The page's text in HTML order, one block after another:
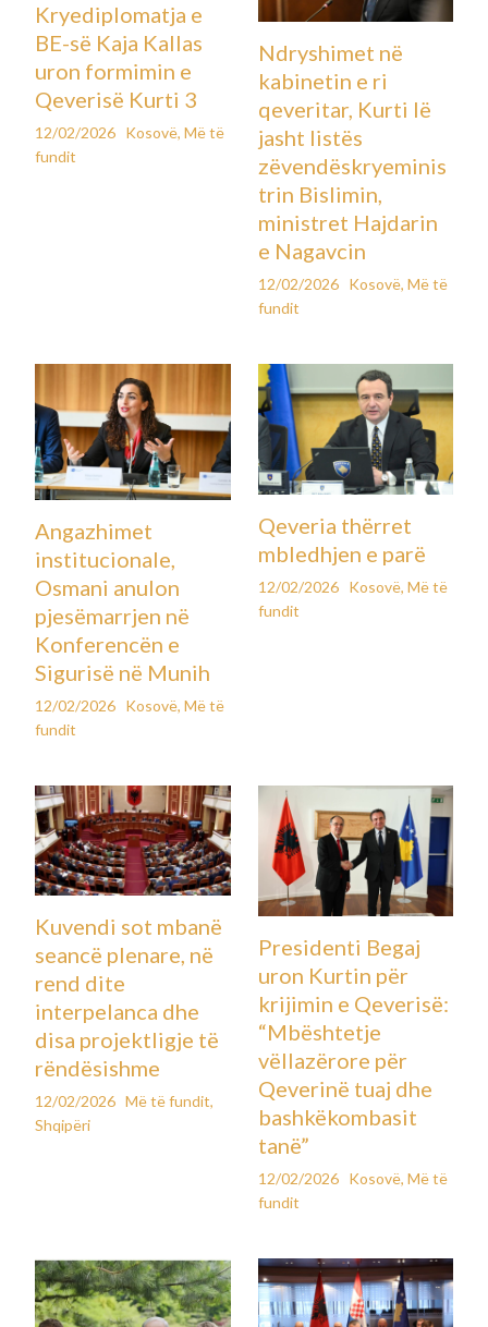
Kryediplomatja e
BE-së Kaja Kallas
uron formimin e
Qeverisë Kurti 3
12/02/2026 Kosovë,Më të
fundit
Ndryshimet në
kabinetin e ri
qeveritar, Kurti lë
jasht listës
zëvendëskryeminis
trin Bislimin,
ministret Hajdarin
e Nagavcin
12/02/2026 Kosovë, Më të
fundit
Angazhimet
institucionale,
Osmani anulon
pjesëmarrjen në
Konferencën e
Sigurisë në Munih
12/02/2026 Kosovë,Më të
fundit
Qeveria thërret
mbledhjen e parë
12/02/2026 Kosovë, Më të
fundit
Kuvendi sot mbanë
seancë plenare, në
rend dite
interpelanca dhe
disa projektligje të
rëndësishme
12/02/2026 Më të fundit,
Shqipëri
Presidenti Begaj
uron Kurtin për
krijimin e Qeverisë:
“Mbështetje
vëllazërore për
Qeverinë tuaj dhe
bashkëkombasit
tanë”
12/02/2026 Kosovë, Më të
fundit